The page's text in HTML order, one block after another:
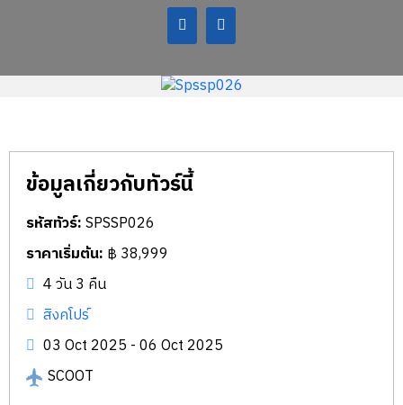
ข้อมูลเกี่ยวกับทัวร์นี้
รหัสทัวร์:SPSSP026
ราคาเริ่มต้น: ฿ 38,999
4 วัน 3 คืน
สิงคโปร์
03 Oct 2025 - 06 Oct 2025
SCOOT